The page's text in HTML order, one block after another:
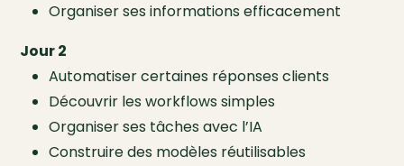
Organiser ses informations efficacement
Jour 2
Automatiser certaines réponses clients
Découvrir les workflows simples
Organiser ses tâches avec l’IA
Construire des modèles réutilisables